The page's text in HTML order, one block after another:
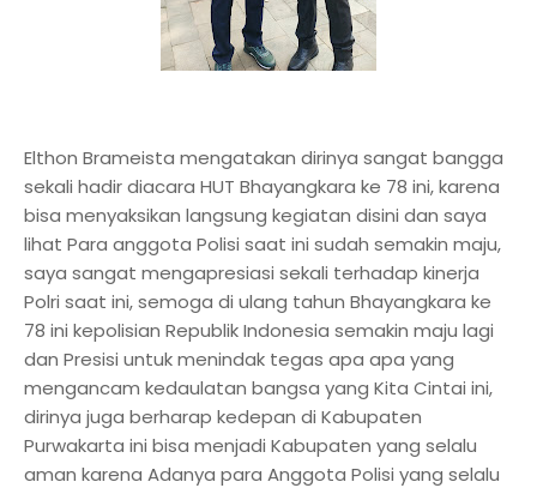
Elthon Brameista mengatakan dirinya sangat bangga
sekali hadir diacara HUT Bhayangkara ke 78 ini, karena
bisa menyaksikan langsung kegiatan disini dan saya
lihat Para anggota Polisi saat ini sudah semakin maju,
saya sangat mengapresiasi sekali terhadap kinerja
Polri saat ini, semoga di ulang tahun Bhayangkara ke
78 ini kepolisian Republik Indonesia semakin maju lagi
dan Presisi untuk menindak tegas apa apa yang
mengancam kedaulatan bangsa yang Kita Cintai ini,
dirinya juga berharap kedepan di Kabupaten
Purwakarta ini bisa menjadi Kabupaten yang selalu
aman karena Adanya para Anggota Polisi yang selalu